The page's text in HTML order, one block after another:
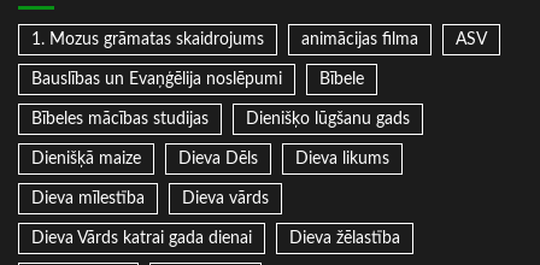
1. Mozus grāmatas skaidrojums animācijas filma ASV
Bauslības un Evaņģēlija noslēpumi Bībele
Bībeles mācības studijas Dienišķo lūgšanu gads
Dienišķā maize Dieva Dēls Dieva likums
Dieva mīlestība Dieva vārds
Dieva Vārds katrai gada dienai Dieva žēlastība